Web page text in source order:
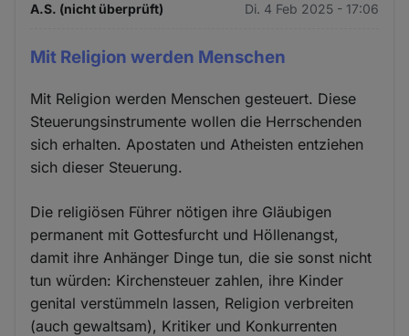
A.S. (nicht überprüft) Di. 4 Feb 2025 - 17:06
Mit Religion werden Menschen
Mit Religion werden Menschen gesteuert. Diese
Steuerungsinstrumente wollen die Herrschenden
sich erhalten. Apostaten und Atheisten entziehen
sich dieser Steuerung.
Die religiösen Führer nötigen ihre Gläubigen
permanent mit Gottesfurcht und Höllenangst,
damit ihre Anhänger Dinge tun, die sie sonst nicht
tun würden: Kirchensteuer zahlen, ihre Kinder
genital verstümmeln lassen, Religion verbreiten
(auch gewaltsam), Kritiker und Konkurrenten